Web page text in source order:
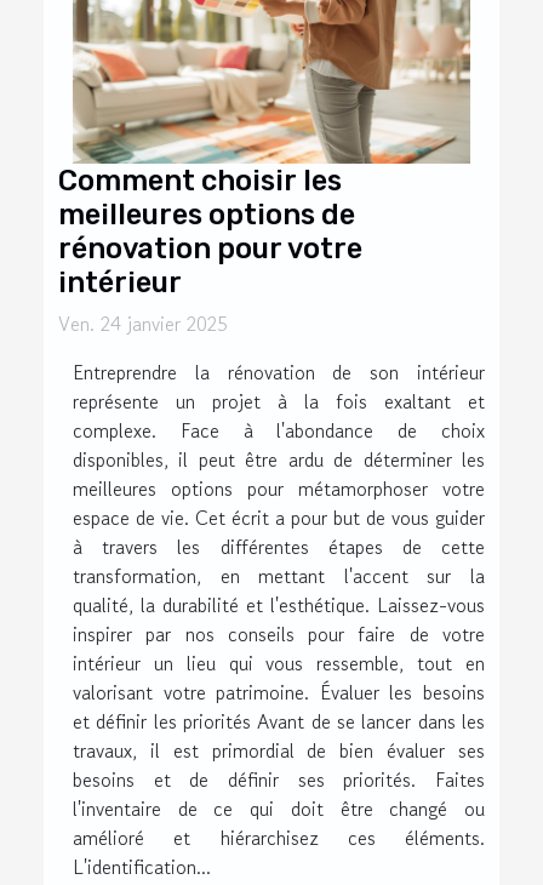
Comment choisir les
meilleures options de
rénovation pour votre
intérieur
Ven. 24 janvier 2025
Entreprendre la rénovation de son intérieur
représente un projet à la fois exaltant et
complexe. Face à l'abondance de choix
disponibles, il peut être ardu de déterminer les
meilleures options pour métamorphoser votre
espace de vie. Cet écrit a pour but de vous guider
à travers les différentes étapes de cette
transformation, en mettant l'accent sur la
qualité, la durabilité et l'esthétique. Laissez-vous
inspirer par nos conseils pour faire de votre
intérieur un lieu qui vous ressemble, tout en
valorisant votre patrimoine. Évaluer les besoins
et définir les priorités Avant de se lancer dans les
travaux, il est primordial de bien évaluer ses
besoins et de définir ses priorités. Faites
l'inventaire de ce qui doit être changé ou
amélioré et hiérarchisez ces éléments.
L'identification...